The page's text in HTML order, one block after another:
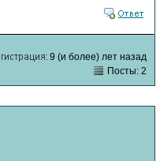
9 (и более) лет назад
Посты: 2